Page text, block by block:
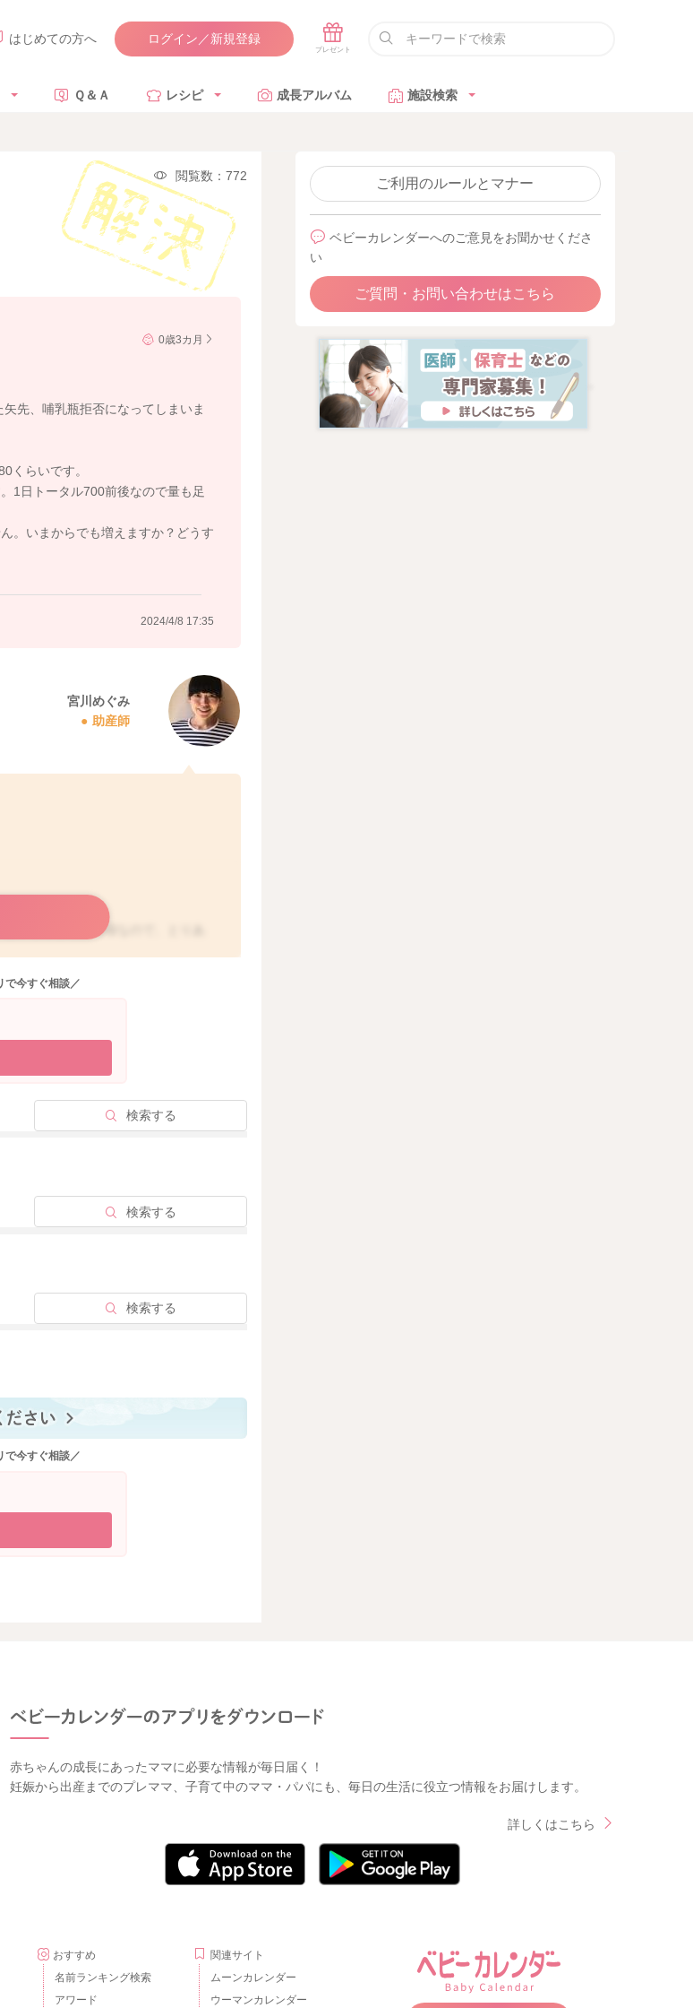
はじめての方へ ログイン／新規登録
Ｑ＆Ａ レシピ 成長アルバム 施設検索
閲覧数：772
0歳3カ月
先、哺乳瓶拒否になってしまいま
くらいです。
1日トータル700前後なので量も足
。いまからでも増えますか？どうす
2024/4/8 17:35
宮川めぐみ
助産師
いうこともある様なので、とりあ
も飲んでもらってみるといいよう
で今すぐ相談／
検索する
検索する
検索する
で今すぐ相談／
ご利用のルールとマナー
ベビーカレンダーへのご意見をお聞かせくださ
い
ご質問・お問い合わせはこちら
赤ちゃんの成長にあったママに必要な情報が毎日届く！
妊娠から出産までのプレママ、子育て中のママ・パパにも、毎日の生活に役立つ情報をお届けします。
詳しくはこちら
おすすめ
名前ランキング検索
アワード
関連サイト
ムーンカレンダー
ウーマンカレンダー